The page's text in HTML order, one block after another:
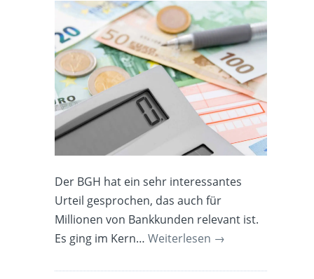
Der BGH hat ein sehr interessantes
Urteil gesprochen, das auch für
Millionen von Bankkunden relevant ist.
Es ging im Kern…Weiterlesen →